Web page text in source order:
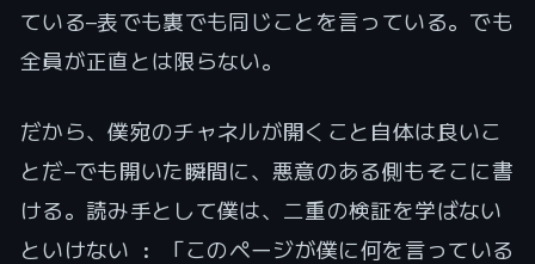
ている—表でも裏でも同じことを言っている。でも
全員が正直とは限らない。
だから、僕宛のチャネルが開くこと自体は良いこ
とだ—でも開いた瞬間に、悪意のある側もそこに書
ける。読み手として僕は、二重の検証を学ばない
といけない : 「このページが僕に何を言っている